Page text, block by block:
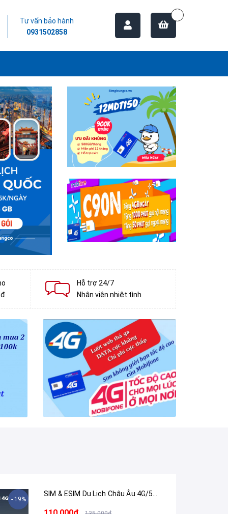
Tư vấn bảo hành
0931502858
Hỗ trợ 24/7
Nhân viên nhiệt tình
- 19%
SIM & ESIM Du Lịch Châu Âu 4G/5G (33+ Quốc Gia) Tốc Độ Cao - Nhận Tại Việt Nam